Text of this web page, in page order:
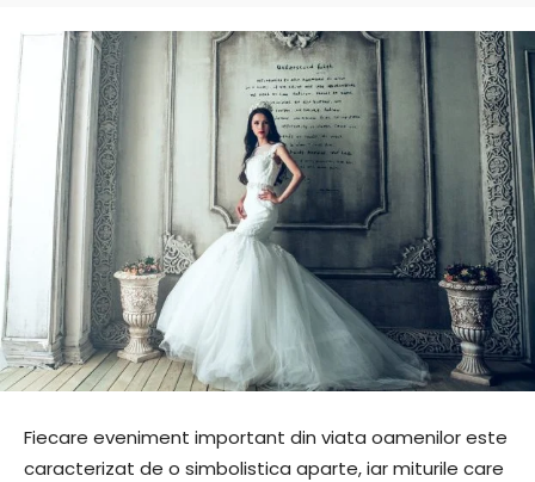
Fiecare eveniment important din viata oamenilor este
caracterizat de o simbolistica aparte, iar miturile care